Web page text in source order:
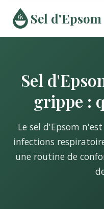
Sel d'Epsom
Sel
grippe :
Le sel d'Epsom
infections
une routine de